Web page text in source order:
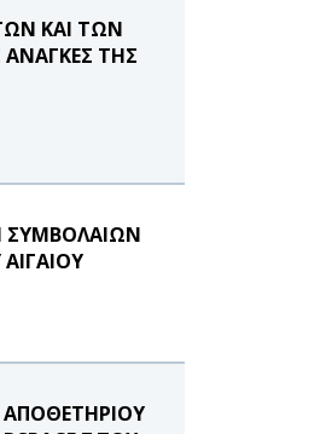
ΚΑΙ ΤΩΝ
ΑΝΑΓΚΕΣ ΤΗΣ
ΣΥΜΒΟΛΑΙΩΝ
ΑΠΟΘΕΤΗΡΙΟΥ